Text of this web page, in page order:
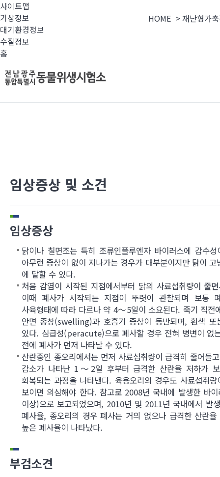
사이트맵
기상정보
대기환경정보
수질정보
홈
HOME >재난형가
임상증상 및 소견
임상증상
닭이나 칠면조는 특히 조류인플루엔자 바이러스에 감수
아무런 증상이 없이 지나가는 경우가 대부분이지만 닭이
에 달할 수 있다.
처음 감염이 시작된 지점에서부터 닭의 사료섭취량이 줄
이때 폐사가 시작되는 지점이 뚜렷이 관찰되며 보통
사육형태에 따라 다르나 약 4～5일이 소요된다. 죽기 직
안면 종창(swelling)과 호흡기 증상이 동반되며, 흰색
있다. 심급성(peracute)으로 폐사할 경우 전혀 병변이 없
전에 폐사가 먼저 나타날 수 있다.
산란중인 종오리에서는 먼저 사료섭취량이 급격히 줄어들
감소가 나타난 1～2일 후부터 급격한 산란율 저하가
회복되는 과정을 나타낸다. 육용오리의 경우도 사료섭취
보이면 의심해야 한다. 참고로 2008년 국내에 발생한 바
이상)으로 보고되었으며, 2010년 및 2011년 국내에서 발
폐사율, 종오리의 경우 폐사는 거의 없으나 급격한 산란
높은 폐사율이 나타났다.
부검소견